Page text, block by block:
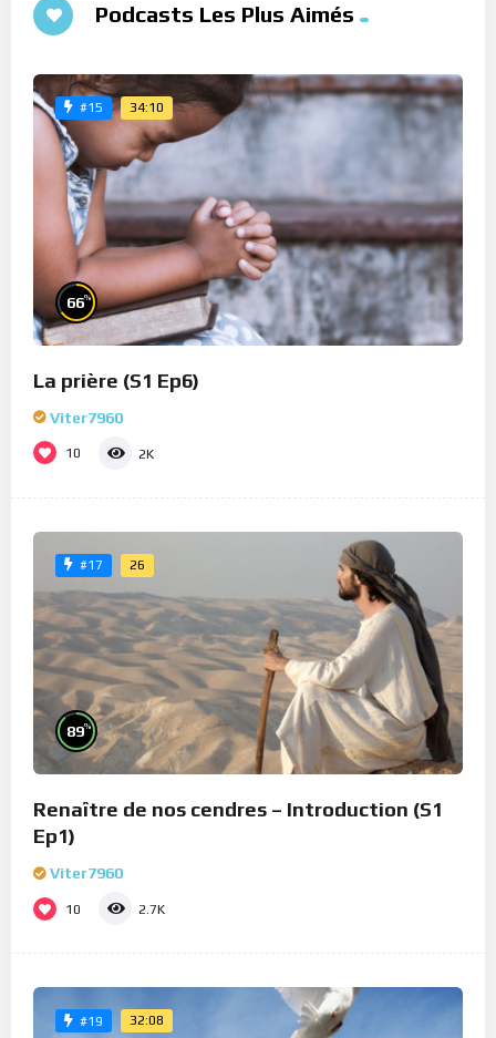
Podcasts Les Plus Aimés
#15 34:10
66%
La prière (S1 Ep6)
Viter7960
10 2K
#17 26
89%
Renaître de nos cendres – Introduction (S1
Ep1)
Viter7960
10 2.7K
#19 32:08